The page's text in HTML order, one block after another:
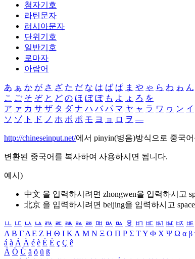
첨자기호
라틴문자
러시아문자
단위기호
일반기호
로마자
아랍어
あ ぁ か が さ ざ た だ な は ば ぱ ま や ゃ ら わ ゎ ん
こ ご そ ぞ と ど の ほ ぼ ぽ も よ ょ ろ を
ア ァ カ サ ザ タ ダ ナ ハ バ パ マ ヤ ャ ラ ワ ヮ ン イ
ソ ゾ ト ド ノ ホ ボ ポ モ ヨ ョ ロ ヲ ―
http://chineseinput.net/에서 pinyin(병음)방식으로 중국
변환된 중국어를 복사하여 사용하시면 됩니다.
예시)
中文 을 입력하시려면 zhongwen을 입력하시고
北京 을 입력하시려면 beijing을 입력하시고
ㅥ ㅦ ㅧ ㅨ ㅩ ㅪ ㅫ ㅬ ㅭ ㅮ ㅯ ㅰ ㅱ ㅲ ㅳ ㅴ ㅵ ㅶ ㅷ
Α Β ΓΔ Ε Ζ Η Θ Ι ΚΛ Μ Ν Ξ Ο Π Ρ Σ ΤΥ Φ Χ Ψ Ω α β
á à Á À é è É È ç Ç ê
Ä Ö Ü ä ö ü ß